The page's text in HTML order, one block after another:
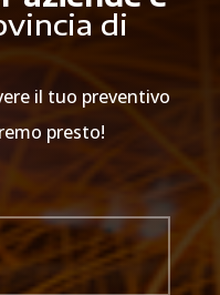
di
il tuo preventivo
presto!